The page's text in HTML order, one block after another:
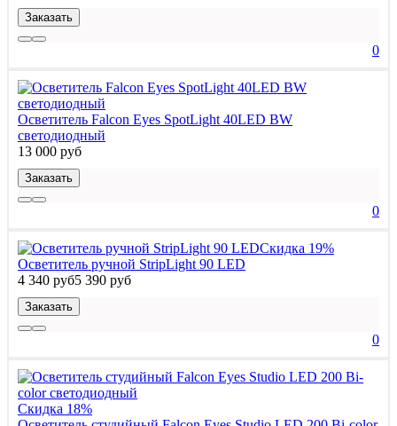
Заказать
0
Осветитель Falcon Eyes SpotLight 40LED BW
светодиодный
13 000 руб
Заказать
0
Скидка 19%
Осветитель ручной StripLight 90 LED
4 340 руб5 390 руб
Заказать
0
Скидка 18%